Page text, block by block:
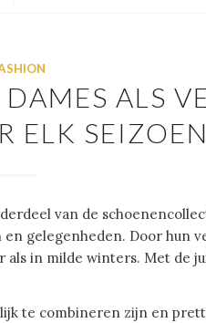
ALS
ELK SEIZOEN
van de
gelegenheden. Door hun
in milde winters. Met de
te combineren zijn en